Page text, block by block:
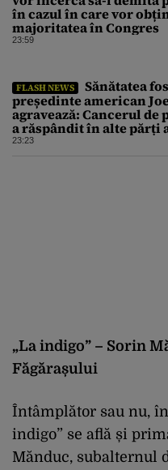
în cazul în care vor
majoritatea în Congres
23:59
FLASH NEWS
Sănătatea
președinte american
agravează: Cancerul de
a răspândit în alte părți
corpului
23:23
„La indigo” – Sorin
Făgărașului
Întâmplător sau nu,
indigo” se află și
Mănduc, subalternul